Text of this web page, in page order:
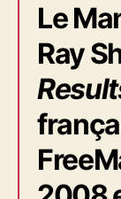
Le
Ray